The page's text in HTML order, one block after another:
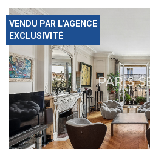
VENDU PAR L'AGENCE
EXCLUSIVITÉ